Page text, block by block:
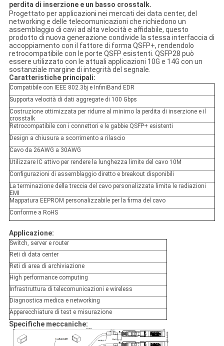
perdita di inserzione e un basso crosstalk.
Progettato per applicazioni nei mercati dei data center, del
networking e delle telecomunicazioni che richiedono un
assemblaggio di cavi ad alta velocità e affidabile, questo
prodotto di nuova generazione condivide la stessa interfaccia di
accoppiamento con il fattore di forma QSFP+, rendendolo
retrocompatibile con le porte QSFP esistenti. QSFP28 può
essere utilizzato con le attuali applicazioni 10G e 14G con un
sostanziale margine di integrità del segnale.
Caratteristiche principali:
Compatibile con IEEE 802.3bj e InfiniBand EDR
Supporta velocità di dati aggregate di 100 Gbps
Costruzione ottimizzata per ridurre al minimo la perdita di inserzione e il
crosstalk
Retrocompatibile con i connettori e le gabbie QSFP+ esistenti
Design a chiusura a scorrimento a rilascio
Cavo da 26AWG a 30AWG
Utilizzare IC attivo per rendere la lunghezza limite del cavo 10M
Configurazioni di assemblaggio diretto e breakout disponibili
La terminazione della treccia del cavo personalizzata limita le radiazioni
EMI
Mappatura EEPROM personalizzabile per la firma del cavo
Conforme a RoHS
Applicazione:
Switch, server e router
Reti di data center
Reti di area di archiviazione
High performance computing
Infrastruttura di telecomunicazioni e wireless
Diagnostica medica e networking
Apparecchiature di test e misurazione
Specifiche meccaniche: